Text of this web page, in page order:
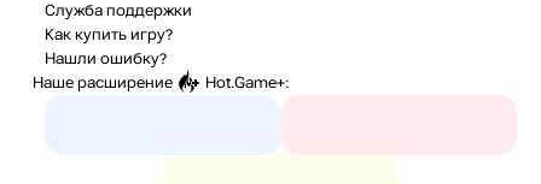
Служба поддержки
Как купить игру?
Нашли ошибку?
Наше расширение
Hot.Game+: